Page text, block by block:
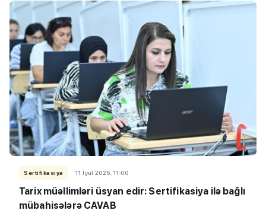
Sertifikasiya 11 İyul 2026, 11:00
Tarix müəllimləri üsyan edir: Sertifikasiya ilə bağlı
mübahisələrə CAVAB